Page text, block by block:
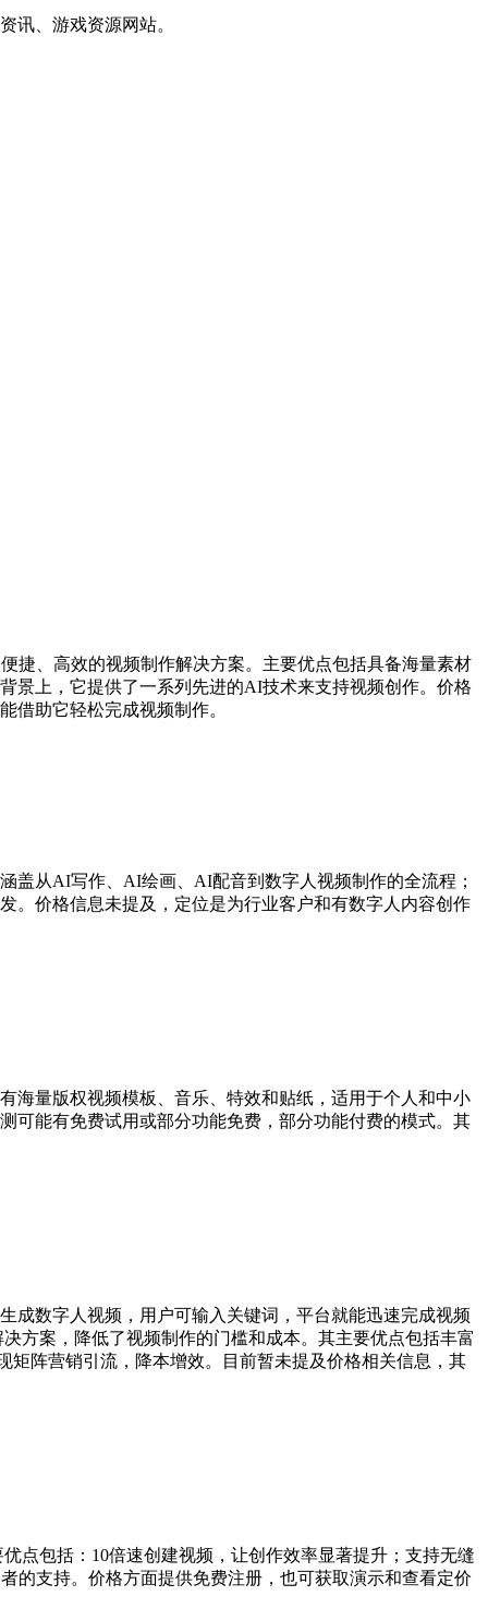
讯、游戏资源网站。
捷、高效的视频制作解决方案。主要优点包括具备海量素材
景上，它提供了一系列先进的AI技术来支持视频创作。价格
借助它轻松完成视频制作。
盖从AI写作、AI绘画、AI配音到数字人视频制作的全流程；
。价格信息未提及，定位是为行业客户和有数字人内容创作
海量版权视频模板、音乐、特效和贴纸，适用于个人和中小
可能有免费试用或部分功能免费，部分功能付费的模式。其
成数字人视频，用户可输入关键词，平台就能迅速完成视频
方案，降低了视频制作的门槛和成本。其主要优点包括丰富
矩阵营销引流，降本增效。目前暂未提及价格相关信息，其
点包括：10倍速创建视频，让创作效率显著提升；支持无缝
的支持。价格方面提供免费注册，也可获取演示和查看定价